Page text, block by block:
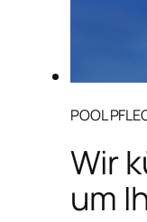
POOL
Wir
um